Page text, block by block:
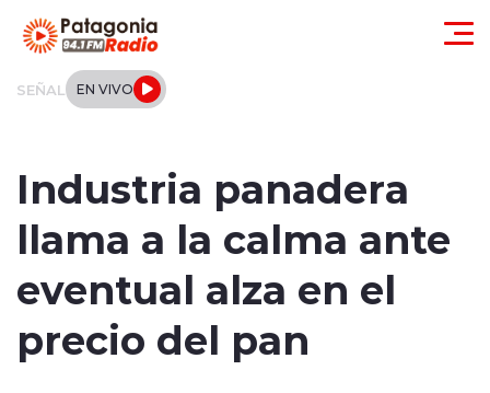
SEÑAL EN VIVO
Tendencias
Industria panadera
llama a la calma ante
eventual alza en el
precio del pan